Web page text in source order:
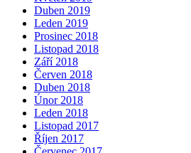
Duben 2019
Leden 2019
Prosinec 2018
Listopad 2018
Září 2018
Červen 2018
Duben 2018
Únor 2018
Leden 2018
Listopad 2017
Říjen 2017